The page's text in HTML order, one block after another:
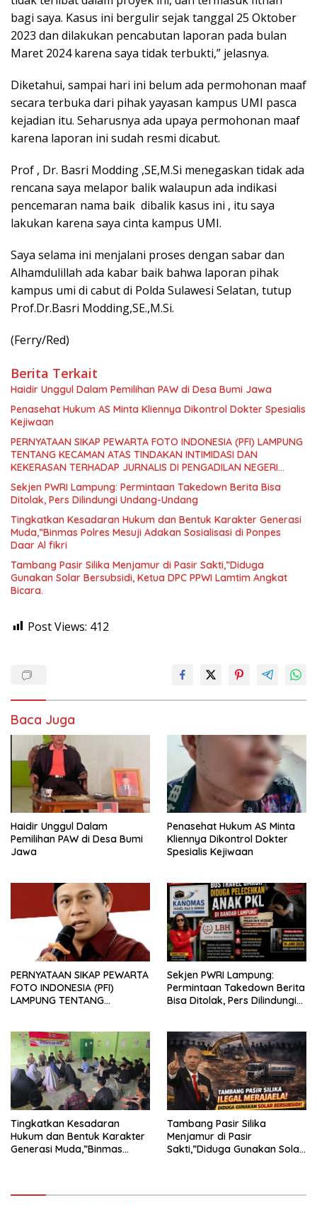
bagi saya. Kasus ini bergulir sejak tanggal 25 Oktober
2023 dan dilakukan pencabutan laporan pada bulan
Maret 2024 karena saya tidak terbukti,” jelasnya.
Diketahui, sampai hari ini belum ada permohonan maaf
secara terbuka dari pihak yayasan kampus UMI pasca
kejadian itu. Seharusnya ada upaya permohonan maaf
karena laporan ini sudah resmi dicabut.
Prof , Dr. Basri Modding ,SE,M.Si menegaskan tidak ada
rencana saya melapor balik walaupun ada indikasi
pencemaran nama baik dibalik kasus ini , itu saya
lakukan karena saya cinta kampus UMI.
Saya selama ini menjalani proses dengan sabar dan
Alhamdulillah ada kabar baik bahwa laporan pihak
kampus umi di cabut di Polda Sulawesi Selatan, tutup
Prof.Dr.Basri Modding,SE.,M.Si.
(Ferry/Red)
Berita Terkait
Haidir Unggul Dalam Pemilihan PAW di Desa Bumi Jawa
Penasehat Hukum AS Minta Kliennya Dikontrol Dokter Spesialis
Kejiwaan
PERNYATAAN SIKAP PEWARTA FOTO INDONESIA (PFI) LAMPUNG
TENTANG KECAMAN ATAS TINDAKAN INTIMIDASI DAN
KEKERASAN TERHADAP JURNALIS DI PENGADILAN NEGERI
Sekjen PWRI Lampung: Permintaan Takedown Berita Bisa
Ditolak, Pers Dilindungi Undang-Undang
Tingkatkan Kesadaran Hukum dan Bentuk Karakter Generasi
Muda,”Binmas Polres Mesuji Adakan Sosialisasi di Ponpes
Daar Al fikri
Tambang Pasir Silika Menjamur di Pasir Sakti,”Diduga
Gunakan Solar Bersubsidi, Ketua DPC PPWI Lamtim Angkat
Bicara.
Post Views: 412
Baca Juga
Haidir Unggul Dalam
Pemilihan PAW di Desa Bumi
Jawa
Penasehat Hukum AS Minta
Kliennya Dikontrol Dokter
Spesialis Kejiwaan
PERNYATAAN SIKAP PEWARTA
FOTO INDONESIA (PFI)
LAMPUNG TENTANG
TERHADAP JURNALIS DI
PENGADILAN NEGERI
TANJUNG KARANG.
Sekjen PWRI Lampung:
Permintaan Takedown Berita
Bisa Ditolak, Pers Dilindungi
Tingkatkan Kesadaran
Hukum dan Bentuk Karakter
Generasi Muda,”Binmas
Tambang Pasir Silika
Menjamur di Pasir
Sakti,”Diduga Gunakan Solar